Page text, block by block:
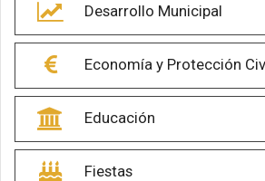
Desarrollo Municipal
Economía y Protección
Educación
Fiestas